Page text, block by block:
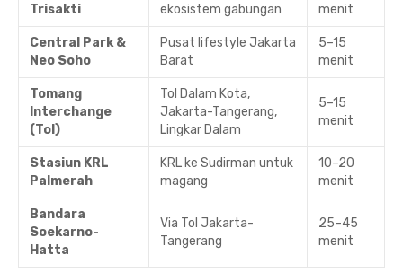
Trisakti
ekosistem gabungan
menit
Central Park &
Neo Soho
Pusat lifestyle Jakarta
Barat
5–15
menit
Tomang
Interchange
(Tol)
Tol Dalam Kota,
Jakarta-Tangerang,
Lingkar Dalam
5–15
menit
Stasiun KRL
Palmerah
KRL ke Sudirman untuk
magang
10–20
menit
Bandara
Soekarno-
Hatta
Via Tol Jakarta-
Tangerang
25–45
menit